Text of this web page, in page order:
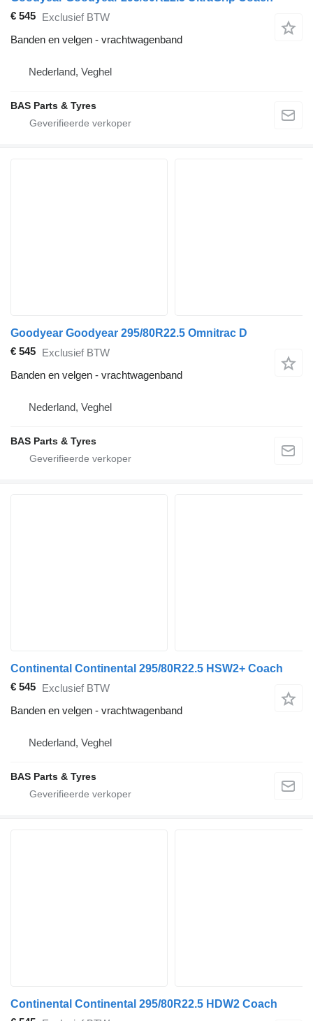
€ 545 Exclusief BTW
Banden en velgen - vrachtwagenband
Nederland, Veghel
BAS Parts & Tyres
Goodyear Goodyear 295/80R22.5 Omnitrac D
€ 545 Exclusief BTW
Banden en velgen - vrachtwagenband
Nederland, Veghel
BAS Parts & Tyres
Continental Continental 295/80R22.5 HSW2+ Coach
€ 545 Exclusief BTW
Banden en velgen - vrachtwagenband
Nederland, Veghel
BAS Parts & Tyres
Continental Continental 295/80R22.5 HDW2 Coach